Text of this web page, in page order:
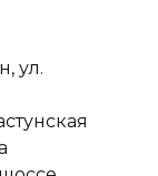
ул.